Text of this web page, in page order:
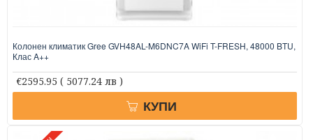
Колонен климатик Gree GVH48AL-M6DNC7A WiFi T-FRESH, 48000 BTU,
Клас A++
€2595.95 ( 5077.24 лв )
КУПИ